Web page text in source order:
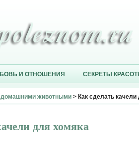
И ОТНОШЕНИЯ СЕКРЕТЫ
домашними животными > Как сделать
для хомяка